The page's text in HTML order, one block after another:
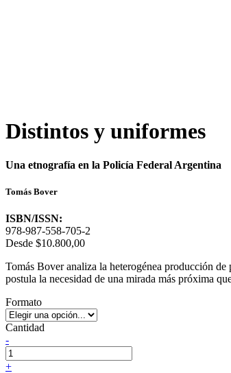
Distintos y uniformes
Una etnografía en la Policía Federal Argentina
Tomás Bover
ISBN/ISSN:
978-987-558-705-2
Desde $10.800,00
Tomás Bover analiza la heterogénea producción
postula la necesidad de una mirada más próxima
Formato
Cantidad
-
+